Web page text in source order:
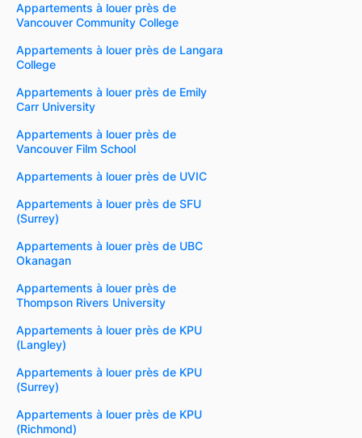
Appartements à louer près de
Vancouver Community College
Appartements à louer près de Langara
College
Appartements à louer près de Emily
Carr University
Appartements à louer près de
Vancouver Film School
Appartements à louer près de UVIC
Appartements à louer près de SFU
(Surrey)
Appartements à louer près de UBC
Okanagan
Appartements à louer près de
Thompson Rivers University
Appartements à louer près de KPU
(Langley)
Appartements à louer près de KPU
(Surrey)
Appartements à louer près de KPU
(Richmond)